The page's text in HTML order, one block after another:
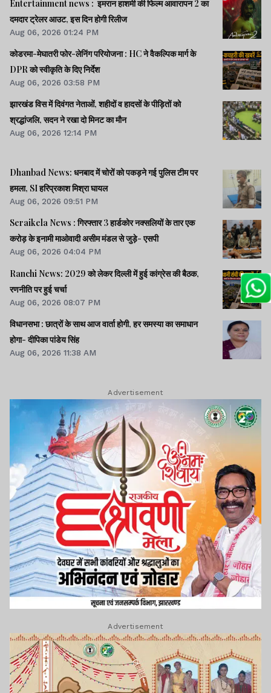
Entertainment news : इमरान हाशमी की फिल्म आवारापन 2 का
दमदार ट्रेलर आउट, इस दिन होगी रिलीज
Aug 06, 2026 01:24 PM
कोडरमा-मेघातरी फोर-लेनिंग परियोजना : HC ने वैकल्पिक मार्ग के
DPR को स्वीकृति के दिए निर्देश
Aug 06, 2026 03:58 PM
झारखंड विस में दिवंगत नेताओं, शहीदों व हादसों के पीड़ितों को
श्रद्धांजलि, सदन ने रखा दो मिनट का मौन
Aug 06, 2026 12:14 PM
Dhanbad News: धनबाद में चोरों को पकड़ने गई पुलिस टीम पर
हमला, SI हरिप्रकाश मिश्रा घायल
Aug 06, 2026 09:51 PM
Seraikela News : गिरफ्तार 3 हार्डकोर नक्सलियों के तार एक
करोड़ के इनामी माओवादी असीम मंडल से जुड़े- एसपी
Aug 06, 2026 04:04 PM
Ranchi News: 2029 को लेकर दिल्ली में हुई कांग्रेस की बैठक,
रणनीति पर हुई चर्चा
Aug 06, 2026 08:07 PM
विधानसभा : छात्रों के साथ आज वार्ता होगी, हर समस्या का समाधान
होगा- दीपिका पांडेय सिंह
Aug 06, 2026 11:38 AM
Advertisement
Advertisement